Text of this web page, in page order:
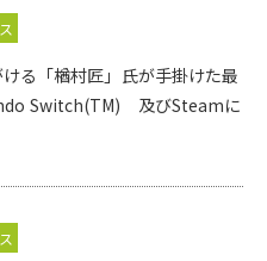
る「楢村匠」氏が手掛けた最
Switch(TM) 及びSteamに